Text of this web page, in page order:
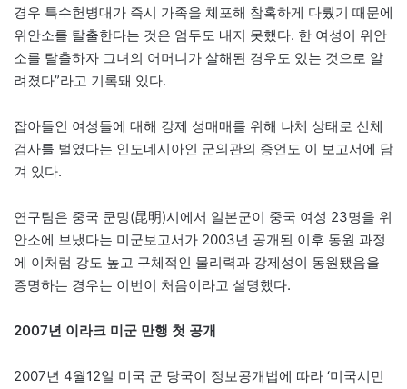
경우 특수헌병대가 즉시 가족을 체포해 참혹하게 다뤘기 때문에
위안소를 탈출한다는 것은 엄두도 내지 못했다. 한 여성이 위안
소를 탈출하자 그녀의 어머니가 살해된 경우도 있는 것으로 알
려졌다”라고 기록돼 있다.
잡아들인 여성들에 대해 강제 성매매를 위해 나체 상태로 신체
검사를 벌였다는 인도네시아인 군의관의 증언도 이 보고서에 담
겨 있다.
연구팀은 중국 쿤밍(昆明)시에서 일본군이 중국 여성 23명을 위
안소에 보냈다는 미군보고서가 2003년 공개된 이후 동원 과정
에 이처럼 강도 높고 구체적인 물리력과 강제성이 동원됐음을
증명하는 경우는 이번이 처음이라고 설명했다.
2007년 이라크 미군 만행 첫 공개
2007년 4월12일 미국 군 당국이 정보공개법에 따라 ‘미국시민